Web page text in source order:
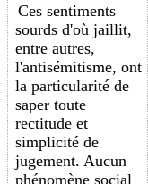
Ces sentiments
sourdsd'où jaillit,
entre autres,
l'antisémitisme, ont
la particularité de
saper toute
rectitude et
simplicité de
jugement. Aucun
phénomène social